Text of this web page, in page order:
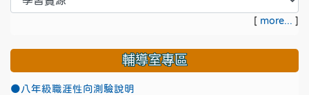
[ more... ]
輔導室專區
●八年級職涯性向測驗說明